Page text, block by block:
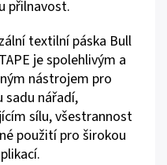
přilnavost.
textilní páska Bull
je spolehlivým a
nástrojem pro
sadu nářadí,
sílu, všestrannost
použití pro širokou